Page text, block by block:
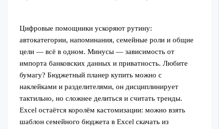
Цифровые помощники ускоряют рутину:
автокатегории, напоминания, семейные роли и общие
цели — всё в одном. Минусы — зависимость от
импорта банковских данных и приватность. Любите
бумагу? Бюджетный планер купить можно с
наклейками и разделителями, он дисциплинирует
тактильно, но сложнее делиться и считать тренды.
Excel остаётся королём кастомизации: можно взять
шаблон семейного бюджета в Excel скачать из